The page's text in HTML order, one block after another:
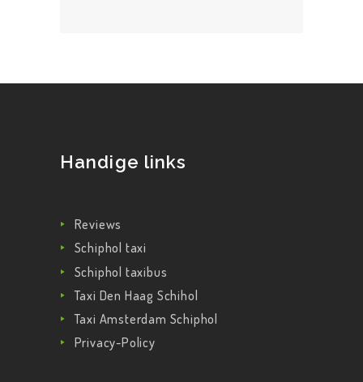
Handige links
Reviews
Schiphol taxi
Schiphol taxibus
Taxi Den Haag Schihol
Taxi Amsterdam Schiphol
Privacy-Policy